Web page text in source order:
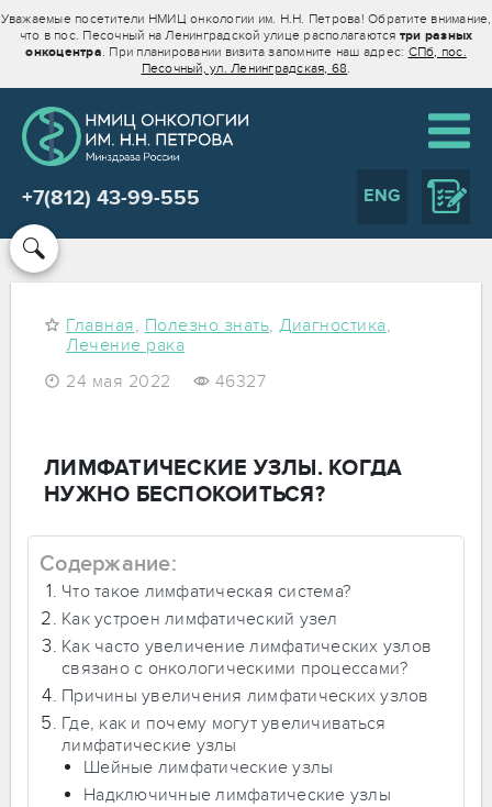
Уважаемые посетители НМИЦ онкологии им. Н.Н. Петрова! Обратите внимание,
что в пос. Песочный на Ленинградской улице располагаются три разных
онкоцентра. При планировании визита запомните наш адрес: СПб, пос.
Песочный, ул. Ленинградская, 68.
+7(812) 43-99-555 ENG
Главная, Полезно знать, Диагностика,
Лечение рака
24 мая 2022
46327
ЛИМФАТИЧЕСКИЕ УЗЛЫ. КОГДА
НУЖНО БЕСПОКОИТЬСЯ?
Содержание:
Что такое лимфатическая система?
Как устроен лимфатический узел
Как часто увеличение лимфатических узлов
связано с онкологическими процессами?
Причины увеличения лимфатических узлов
Где, как и почему могут увеличиваться
лимфатические узлы
Шейные лимфатические узлы
Надключичные лимфатические узлы